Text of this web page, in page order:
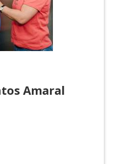
Amaral